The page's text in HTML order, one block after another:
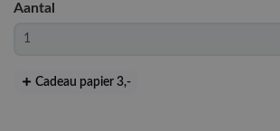
Aantal
Cadeau papier 3,-